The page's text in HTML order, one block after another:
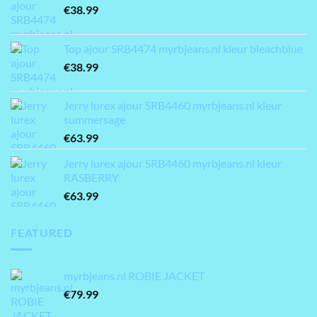
€38.99
Top ajour SRB4474 myrbjeans.nl kleur bleachblue
€38.99
Jerry lurex ajour SRB4460 myrbjeans.nl kleur
summersage
€63.99
Jerry lurex ajour SRB4460 myrbjeans.nl kleur
RASBERRY
€63.99
FEATURED
myrbjeans.nl ROBIE JACKET
€79.99